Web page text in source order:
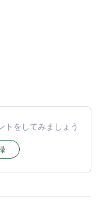
トをしてみましょう